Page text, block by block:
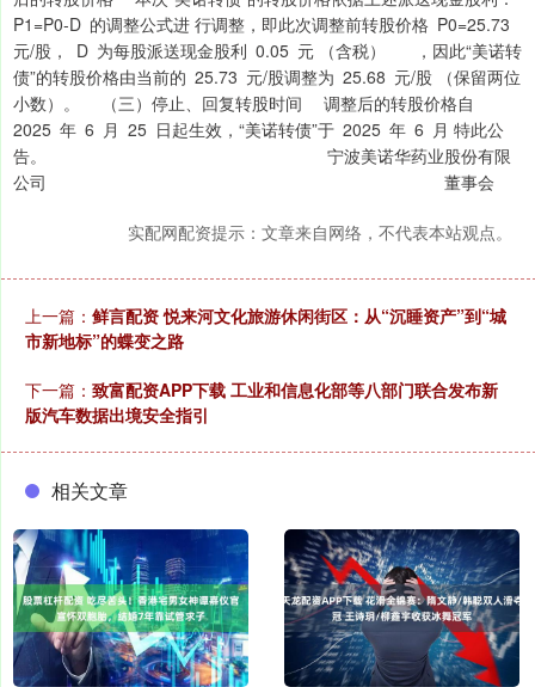
P1=P0-D 的调整公式进 行调整，即此次调整前转股价格 P0=25.73
元/股， D 为每股派送现金股利 0.05 元 （含税） ，因此“美诺转
债”的转股价格由当前的 25.73 元/股调整为 25.68 元/股 （保留两位
小数）。 （三）停止、回复转股时间 调整后的转股价格自
2025 年 6 月 25 日起生效，“美诺转债”于 2025 年 6 月 特此公
告。 宁波美诺华药业股份有限
公司 董事会
实配网配资提示：文章来自网络，不代表本站观点。
上一篇： 鲜言配资 悦来河文化旅游休闲街区：从“沉睡资产”到“城
市新地标”的蝶变之路
下一篇： 致富配资APP下载 工业和信息化部等八部门联合发布新
版汽车数据出境安全指引
相关文章